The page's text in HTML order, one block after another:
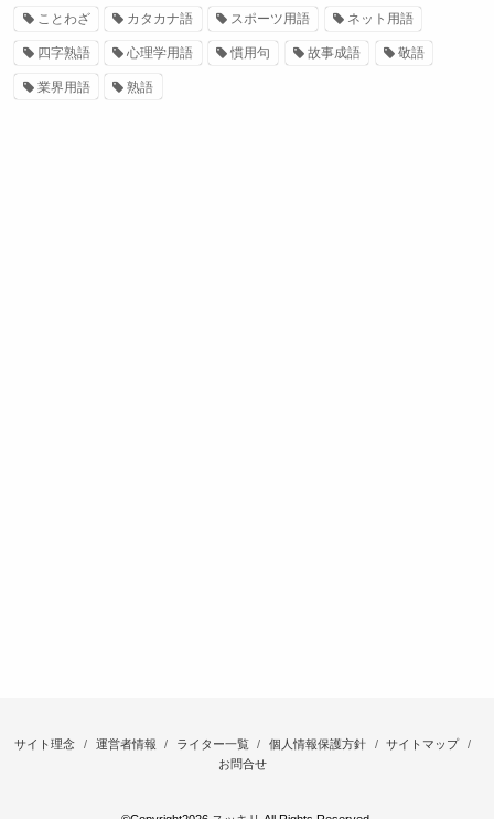
ことわざ カタカナ語 スポーツ用語 ネット用語
四字熟語 心理学用語 慣用句 故事成語 敬語
業界用語 熟語
サイト理念 運営者情報 ライター一覧 個人情報保護方針
サイトマップ
お問合せ